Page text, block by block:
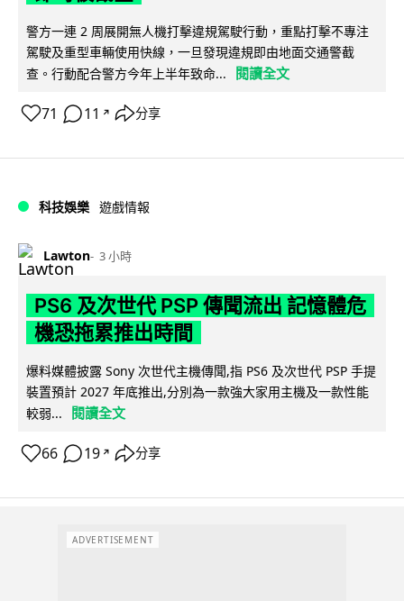
警方一連 2 周展開無人機打擊違規駕駛行動，重點打擊不專注
駕駛及重型車輛使用快線，一旦發現違規即由地面交通警截
查。行動配合警方今年上半年致命...
閱讀全文
71 11 ↗ 分享
科技娛樂 遊戲情報
Lawton 3 小時
PS6 及次世代 PSP 傳聞流出 記憶體危
機恐拖累推出時間
爆料媒體披露 Sony 次世代主機傳聞,指 PS6 及次世代 PSP 手提
裝置預計 2027 年底推出,分別為一款強大家用主機及一款性能
較弱...
閱讀全文
66 19 ↗ 分享
ADVERTISEMENT